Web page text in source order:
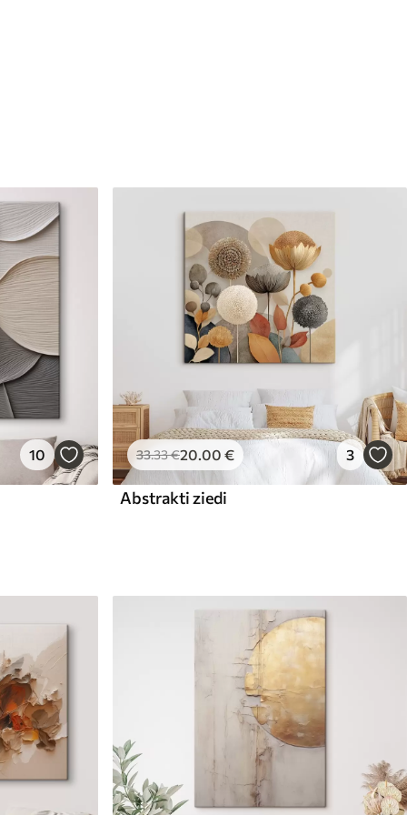
10 33.33€20.00 € 3
Abstrakti ziedi